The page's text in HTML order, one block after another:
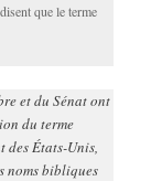
que le terme
et du Sénat ont
du terme
des États-Unis,
noms bibliques